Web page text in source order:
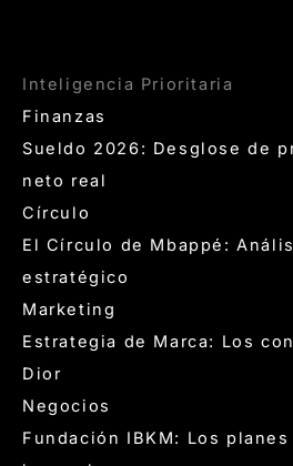
Inteligencia Prioritaria
Finanzas
Sueldo 2026: Desglose de
neto real
Círculo
El Círculo de Mbappé:
estratégico
Marketing
Estrategia de Marca: Los
Dior
Negocios
Fundación IBKM: Los